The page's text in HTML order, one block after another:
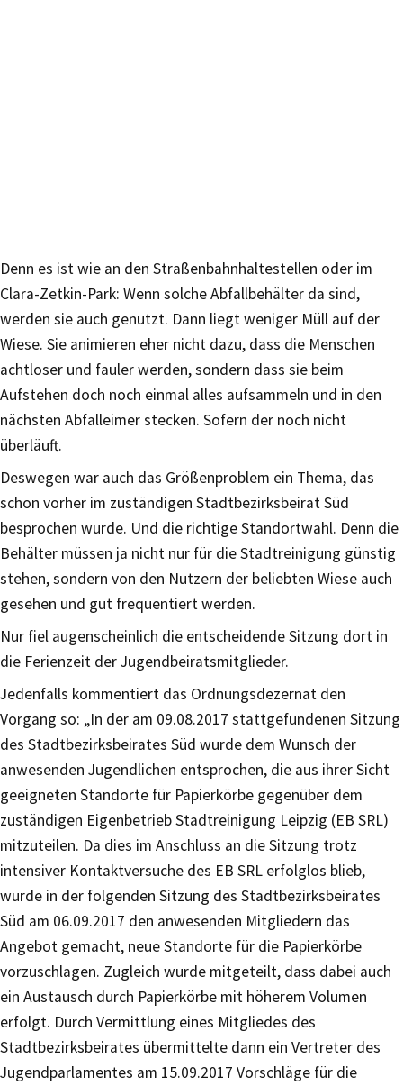
Denn es ist wie an den Straßenbahnhaltestellen oder im
Clara-Zetkin-Park: Wenn solche Abfallbehälter da sind,
werden sie auch genutzt. Dann liegt weniger Müll auf der
Wiese. Sie animieren eher nicht dazu, dass die Menschen
achtloser und fauler werden, sondern dass sie beim
Aufstehen doch noch einmal alles aufsammeln und in den
nächsten Abfalleimer stecken. Sofern der noch nicht
überläuft.
Deswegen war auch das Größenproblem ein Thema, das
schon vorher im zuständigen Stadtbezirksbeirat Süd
besprochen wurde. Und die richtige Standortwahl. Denn die
Behälter müssen ja nicht nur für die Stadtreinigung günstig
stehen, sondern von den Nutzern der beliebten Wiese auch
gesehen und gut frequentiert werden.
Nur fiel augenscheinlich die entscheidende Sitzung dort in
die Ferienzeit der Jugendbeiratsmitglieder.
Jedenfalls kommentiert das Ordnungsdezernat den
Vorgang so: „In der am 09.08.2017 stattgefundenen Sitzung
des Stadtbezirksbeirates Süd wurde dem Wunsch der
anwesenden Jugendlichen entsprochen, die aus ihrer Sicht
geeigneten Standorte für Papierkörbe gegenüber dem
zuständigen Eigenbetrieb Stadtreinigung Leipzig (EB SRL)
mitzuteilen. Da dies im Anschluss an die Sitzung trotz
intensiver Kontaktversuche des EB SRL erfolglos blieb,
wurde in der folgenden Sitzung des Stadtbezirksbeirates
Süd am 06.09.2017 den anwesenden Mitgliedern das
Angebot gemacht, neue Standorte für die Papierkörbe
vorzuschlagen. Zugleich wurde mitgeteilt, dass dabei auch
ein Austausch durch Papierkörbe mit höherem Volumen
erfolgt. Durch Vermittlung eines Mitgliedes des
Stadtbezirksbeirates übermittelte dann ein Vertreter des
Jugendparlamentes am 15.09.2017 Vorschläge für die